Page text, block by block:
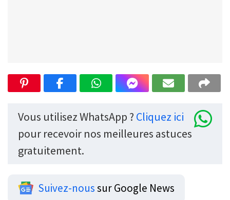
Vous utilisez WhatsApp ? Cliquez ici
pour recevoir nos meilleures astuces
gratuitement.
Suivez-noussur Google News